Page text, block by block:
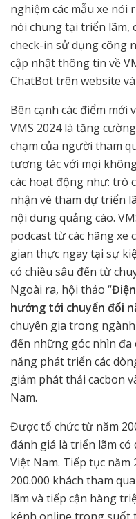
nghiệm các mẫu xe nói
nói chung tại triển lãm,
check-in sử dụng công
cập nhật thông tin về
ChatBot trên website
Bên cạnh các điểm mới
VMS 2024 là tăng
chạm của người tham
tương tác với mọi
các hoạt động như: trò
nhận vé tham dự triển
nội dung quảng cáo.
podcast từ các hãng xe
gian thực ngay tại sự
có chiều sâu đến từ
Ngoài ra, hội thảo “
hướng tới chuyển đổi
chuyên gia trong
đến những góc nhìn đa
năng phát triển các
giảm phát thải cacbon
Nam.
Được tổ chức từ năm
đánh giá là triển lãm
Việt Nam. Tiếp tục
200.000 khách tham
lãm và tiếp cận hàng
kênh online trong suốt